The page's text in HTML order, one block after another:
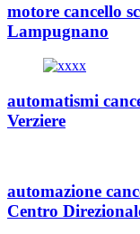
motore cancello
Lampugnano
automatismi
Verziere
automazione
Centro